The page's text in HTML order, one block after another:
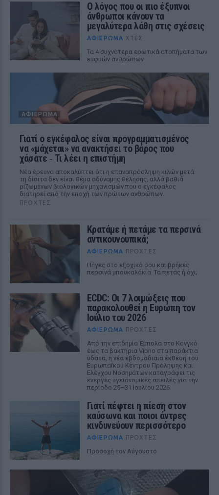
Ο λόγος που οι πιο έξυπνοι
άνθρωποι κάνουν τα
μεγαλύτερα λάθη στις σχέσεις
ΑΦΙΈΡΩΜΑ ΧΤΕΣ
Τα 4 συχνότερα ερωτικά ατοπήματα των
ευφυών ανθρώπων
ΑΦΙΈΡΩΜΑ
Γιατί ο εγκέφαλος είναι προγραμματισμένος
να «μάχεται» να ανακτήσει το βάρος που
χάσατε ‑ Τι λέει η επιστήμη
Νέα έρευνα αποκαλύπτει ότι η επαναπρόσληψη κιλών μετά
τη δίαιτα δεν είναι θέμα αδύναμης θέλησης, αλλά βαθιά
ριζωμένων βιολογικών μηχανισμών που ο εγκέφαλος
διατηρεί από την εποχή των πρώτων ανθρώπων.
ΠΡΟΧΤΈΣ
Κρατάμε ή πετάμε τα περσινά
αντικουνουπικά;
ΑΦΙΈΡΩΜΑ ΠΡΟΧΤΈΣ
Πήγες στο εξοχικό σου και βρήκες
περσινά μπουκαλάκια. Τα πετάς ή όχι;
ECDC: Οι 7 λοιμώξεις που
παρακολουθεί η Ευρώπη τον
Ιούλιο του 2026
ΑΦΙΈΡΩΜΑ ΠΡΟΧΤΈΣ
Από την επιδημία Έμπολα στο Κονγκό
έως τα βακτήρια Vibrio στα παράκτια
ύδατα, η νέα εβδομαδιαία έκθεση του
Ευρωπαϊκού Κέντρου Πρόληψης και
Ελέγχου Νοσημάτων καταγράφει τις
ενεργές υγειονομικές απειλές για την
περίοδο 25–31 Ιουλίου 2026.
Γιατί πέφτει η πίεση στον
καύσωνα και ποιοι άντρες
κινδυνεύουν περισσότερο
ΑΦΙΈΡΩΜΑ ΠΡΟΧΤΈΣ
Προσοχή τον Αύγουστο